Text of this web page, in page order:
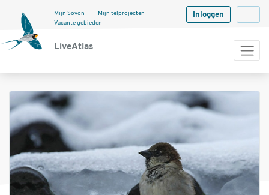
LiveAtlas
Mijn Sovon
Mijn telprojecten
Vacante gebieden
Inloggen